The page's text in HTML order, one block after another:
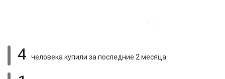
4 человека купили за последние 2 месяца